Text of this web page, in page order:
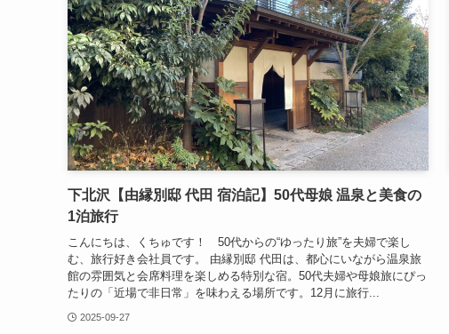
下北沢【由縁別邸 代田 宿泊記】50代母娘 温泉と美食の
1泊旅行
こんにちは、くちゅです！ 50代からの“ゆったり旅”を夫婦で楽し
む、旅行好き会社員です。 由縁別邸 代田は、都心にいながら温泉旅
館の雰囲気と会席料理を楽しめる特別な宿。50代夫婦や母娘旅にぴっ
たりの「近場で非日常」を味わえる場所です。12月に旅行...
2025-09-27